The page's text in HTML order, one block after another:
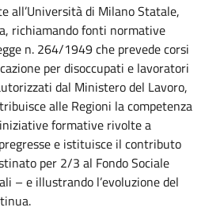
all’Università di Milano Statale,
richiamando fonti normative
n. 264/1949 che prevede corsi
per disoccupati e lavoratori
dal Ministero del Lavoro,
alle Regioni la competenza
formative rivolte a
e istituisce il contributo
per 2/3 al Fondo Sociale
– e illustrando l’evoluzione del